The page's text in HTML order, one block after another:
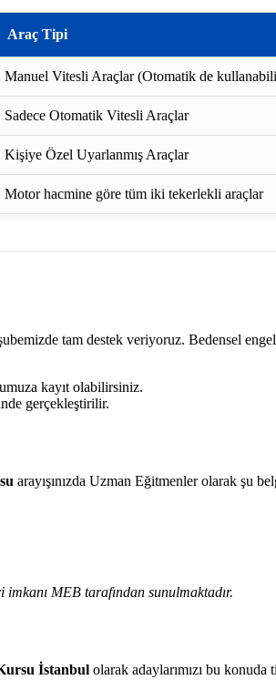
Araç Tipi
Manuel Vitesli Araçlar (Otomatik de
Sadece Otomatik Vitesli Araçlar
Kişiye Özel Uyarlanmış Araçlar
Motor hacmine göre tüm iki tekerlekli araçlar
tam destek veriyoruz. Bedensel
kayıt olabilirsiniz.
gerçekleştirilir.
arayışınızda Uzman Eğitmenler olarak şu
MEB tarafından sunulmaktadır.
İstanbul olarak adaylarımızı bu